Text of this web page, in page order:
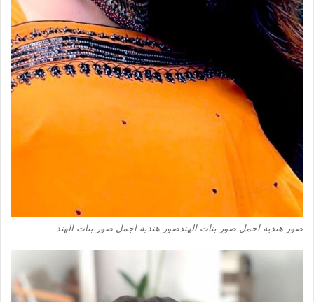
صور هندية اجمل صور بنات الهندصور هندية اجمل صور بنات الهند